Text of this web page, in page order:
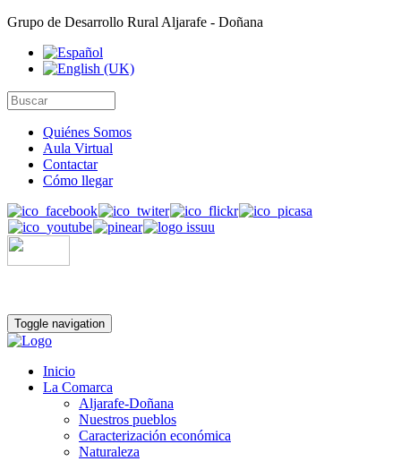
Grupo de Desarrollo Rural Aljarafe - Doñana
Quiénes Somos
Aula Virtual
Contactar
Cómo llegar
Toggle navigation
Inicio
La Comarca
Aljarafe-Doñana
Nuestros pueblos
Caracterización económica
Naturaleza